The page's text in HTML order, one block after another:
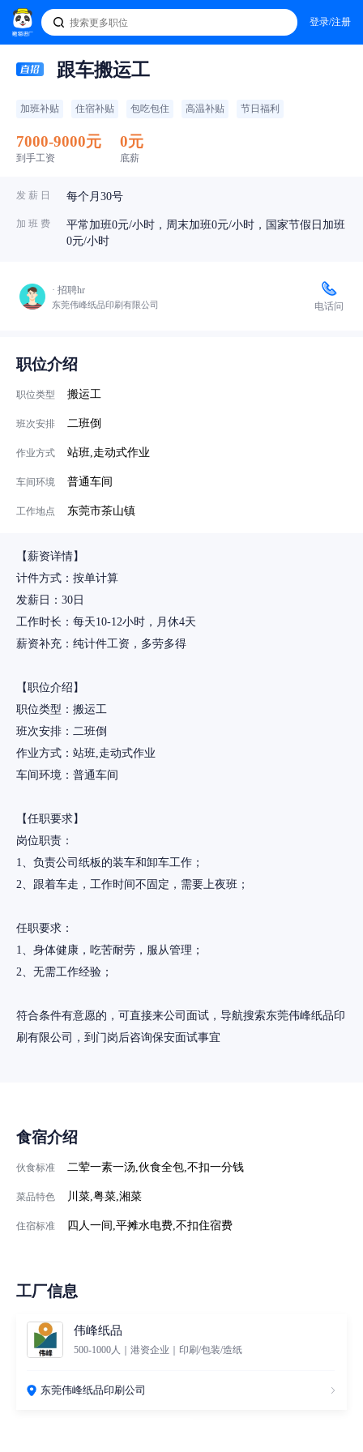
登录/注册
跟车搬运工
加班补贴 住宿补贴 包吃包住 高温补贴 节日福利
7000-9000元
到手工资
0元
底薪
发 薪 日 每个月30号
加 班 费
平常加班0元/小时，周末加班0元/小时，国家节假日加班
0元/小时
· 招聘hr
东莞伟峰纸品印刷有限公司 电话问
职位介绍
职位类型 搬运工
班次安排 二班倒
作业方式 站班,走动式作业
车间环境 普通车间
工作地点 东莞市茶山镇
【薪资详情】
计件方式：按单计算
发薪日：30日
工作时长：每天10-12小时，月休4天
薪资补充：纯计件工资，多劳多得
【职位介绍】
职位类型：搬运工
班次安排：二班倒
作业方式：站班,走动式作业
车间环境：普通车间
【任职要求】
岗位职责：
1、负责公司纸板的装车和卸车工作；
2、跟着车走，工作时间不固定，需要上夜班；
任职要求：
1、身体健康，吃苦耐劳，服从管理；
2、无需工作经验；
符合条件有意愿的，可直接来公司面试，导航搜索东莞伟峰纸品印
刷有限公司，到门岗后咨询保安面试事宜
食宿介绍
伙食标准 二荤一素一汤,伙食全包,不扣一分钱
菜品特色 川菜,粤菜,湘菜
住宿标准 四人一间,平摊水电费,不扣住宿费
工厂信息
伟峰纸品
500-1000人｜港资企业｜印刷/包装/造纸
东莞伟峰纸品印刷公司